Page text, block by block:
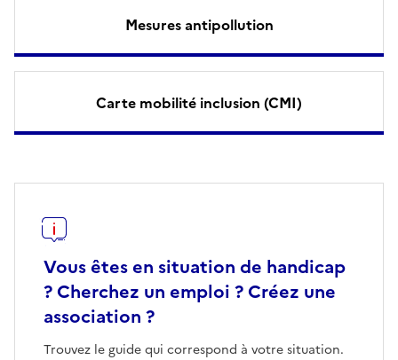
Mesures antipollution
Carte mobilité inclusion (CMI)
Vous êtes en situation de handicap
? Cherchez un emploi ? Créez une
association ?
Trouvez le guide qui correspond à votre situation.